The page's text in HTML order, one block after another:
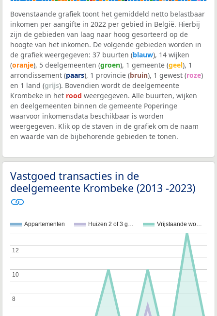
Bovenstaande grafiek toont het gemiddeld netto belastbaar
inkomen per aangifte in 2022 per gebied in België. Hierbij
zijn de gebieden van laag naar hoog gesorteerd op de
hoogte van het inkomen. De volgende gebieden worden in
de grafiek weergegeven: 37 buurten (blauw), 14 wijken
(oranje), 5 deelgemeenten (groen), 1 gemeente (geel), 1
arrondissement (paars), 1 provincie (bruin), 1 gewest (roze)
en 1 land (grijs). Bovendien wordt de deelgemeente
Krombeke in het rood weergegeven. Alle buurten, wijken
en deelgemeenten binnen de gemeente Poperinge
waarvoor inkomensdata beschikbaar is worden
weergegeven. Klik op de staven in de grafiek om de naam
en waarde van de bijbehorende gebieden te tonen.
Vastgoed transacties in de
deelgemeente Krombeke (2013 -2023)
Appartementen Huizen 2 of 3 g… Vrijstaande wo…
8
8
10
10
12
12